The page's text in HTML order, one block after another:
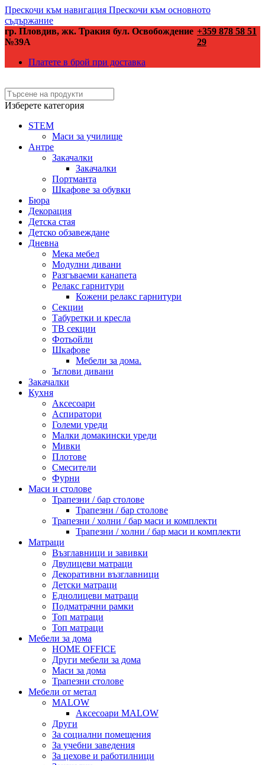
Прескочи към навигация Прескочи към основното
съдържание
гр. Пловдив, жк. Тракия бул. Освобождение
№39А
+359 878 58 51
29
Платете в брой при доставка
Изберете категория
STEM
Маси за училище
Антре
Закачалки
Закачалки
Портманта
Шкафове за обувки
Бюра
Декорация
Детска стая
Детско обзавеждане
Дневна
Мека мебел
Модулни дивани
Разгъваеми канапета
Релакс гарнитури
Кожени релакс гарнитури
Секции
Табуретки и кресла
ТВ секции
Фотьойли
Шкафове
Мебели за дома.
Ъглови дивани
Закачалки
Кухня
Аксесоари
Аспиратори
Големи уреди
Малки домакински уреди
Мивки
Плотове
Смесители
Фурни
Маси и столове
Трапезни / бар столове
Трапезни / бар столове
Трапезни / холни / бар маси и комплекти
Трапезни / холни / бар маси и комплекти
Матраци
Възглавници и завивки
Двулицеви матраци
Декоративни възглавници
Детски матраци
Еднолицеви матраци
Подматрачни рамки
Топ матраци
Топ матраци
Мебели за дома
HOME OFFICE
Други мебели за дома
Маси за дома
Трапезни столове
Мебели от метал
MALOW
Аксесоари MALOW
Други
За социални помещения
За учебни заведения
За цехове и работилници